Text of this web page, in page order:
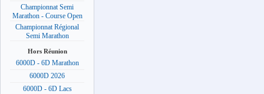
Championnat Semi
Marathon - Course Open
Championnat Régional
Semi Marathon
Hors Réunion
6000D - 6D Marathon
6000D 2026
6000D - 6D Lacs